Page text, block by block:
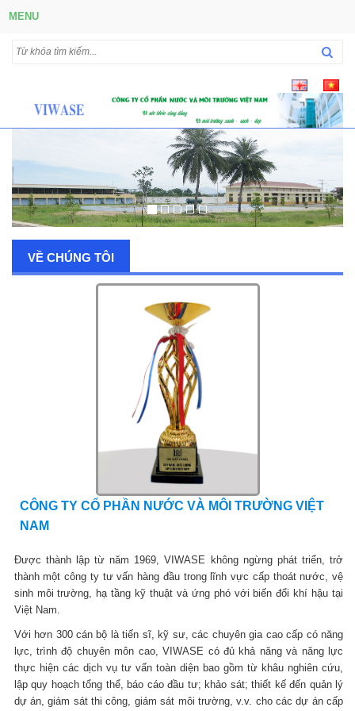
MENU
VỀ CHÚNG TÔI
CÔNG TY CỔ PHẦN NƯỚC VÀ MÔI TRƯỜNG VIỆT
NAM
Được thành lập từ năm 1969, VIWASE không ngừng phát triển, trở
thành một công ty tư vấn hàng đầu trong lĩnh vực cấp thoát nước, vệ
sinh môi trường, hạ tầng kỹ thuật và ứng phó với biến đổi khí hậu tại
Việt Nam.
Với hơn 300 cán bộ là tiến sĩ, kỹ sư, các chuyên gia cao cấp có năng
lực, trình độ chuyên môn cao, VIWASE có đủ khả năng và năng lực
thực hiện các dịch vụ tư vấn toàn diện bao gồm từ khâu nghiên cứu,
lập quy hoạch tổng thể, báo cáo đầu tư; khảo sát; thiết kế đến quản lý
dự án, giám sát thi công, giám sát môi trường, v.v. cho các dự án cấp